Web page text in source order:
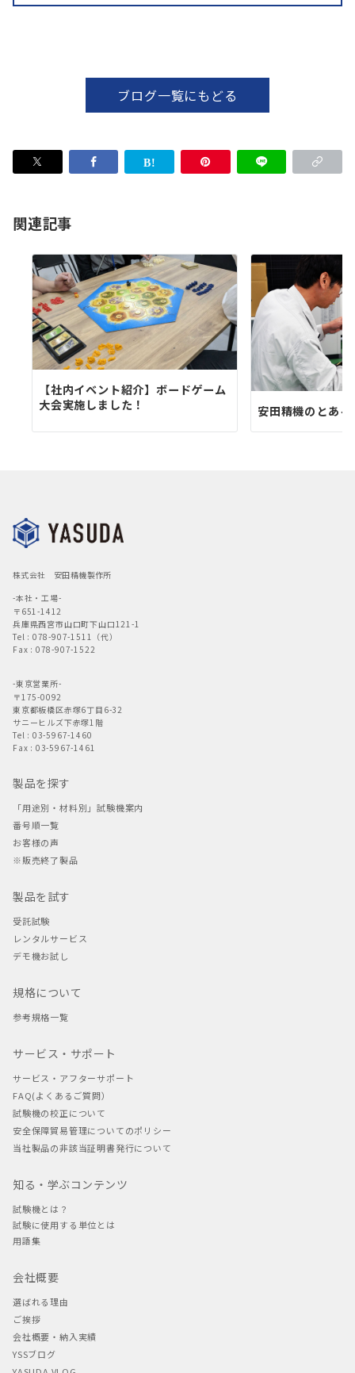
ブログ一覧にもどる
関連記事
【社内イベント紹介】ボードゲーム
大会実施しました！
安田精機のとある
株式会社 安田精機製作所
-本社・工場-
〒651-1412
兵庫県西宮市山口町下山口121-1
Tel : 078-907-1511（代）
Fax : 078-907-1522
-東京営業所-
〒175-0092
東京都板橋区赤塚6丁目6-32
サニーヒルズ下赤塚1階
Tel : 03-5967-1460
Fax : 03-5967-1461
製品を探す
「用途別・材料別」試験機案内
番号順一覧
お客様の声
※販売終了製品
製品を試す
受託試験
レンタルサービス
デモ機お試し
規格について
参考規格一覧
サービス・サポート
サービス・アフターサポート
FAQ(よくあるご質問）
試験機の校正について
安全保障貿易管理についてのポリシー
当社製品の非該当証明書発行について
知る・学ぶコンテンツ
試験機とは？
試験に使用する単位とは
用語集
会社概要
選ばれる理由
ご挨拶
会社概要・納入実績
YSSブログ